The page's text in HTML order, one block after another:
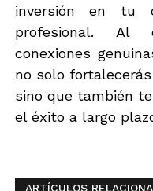
inversión en tu
profesional. Al
conexiones
no solo
sino que también
el éxito a largo
ARTÍCULOS